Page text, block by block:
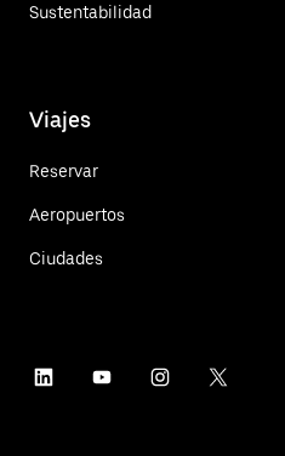
Sustentabilidad
Viajes
Reservar
Aeropuertos
Ciudades